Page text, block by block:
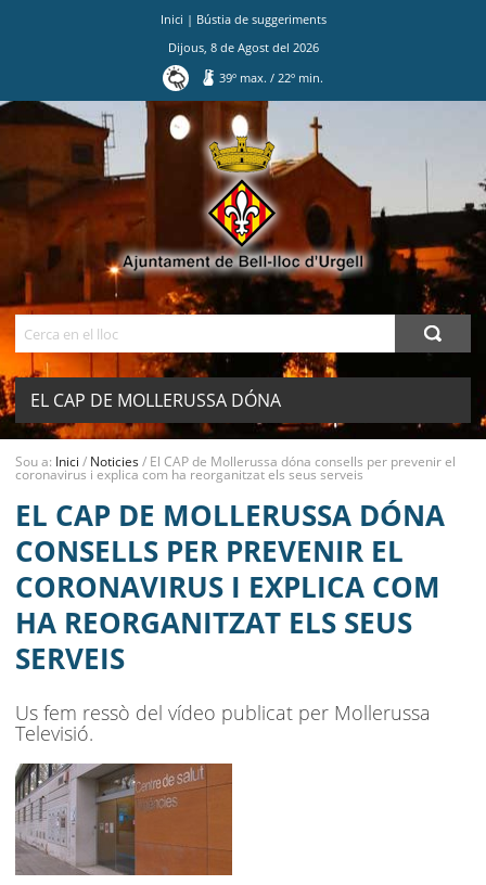
Inici | Bústia de suggeriments
Dijous, 8de Agostdel 2026
39º max./ 22º min.
EL CAP DE MOLLERUSSA DÓNA
CONSELLS PER PREVENIR EL
CORONAVIRUS I EXPLICA COM HA
REORGANITZAT ELS SEUS SERVEIS
MENU
AJUNTAMENT
MUNICIPI
SEU ELECTRÒNICA
BELL-LLOC SOLUCIONA
Sou a: Inici / Noticies/ El CAP de Mollerussa dóna consells per prevenir el
coronavirus i explica com ha reorganitzat els seus serveis
EL CAP DE MOLLERUSSA DÓNA
CONSELLS PER PREVENIR EL
CORONAVIRUS I EXPLICA COM
HA REORGANITZAT ELS SEUS
SERVEIS
Us fem ressò del vídeo publicat per Mollerussa
Televisió.